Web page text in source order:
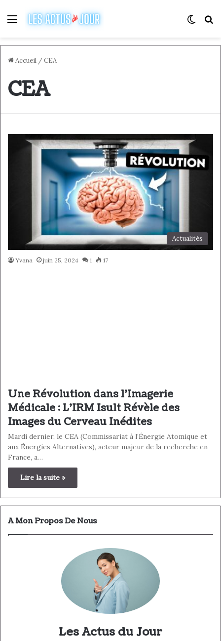
Menu
Accueil /CEA
CEA
Actualités
Yvana juin 25, 2024 1 17
Une Révolution dans l’Imagerie
Médicale : L’IRM Isult Révèle des
Images du Cerveau Inédites
Mardi dernier, le CEA (Commissariat à l’Énergie Atomique et
aux Énergies Alternatives), acteur majeur de la recherche en
France, a…
Lire la suite »
A Mon Propos De Nous
Les Actus du Jour